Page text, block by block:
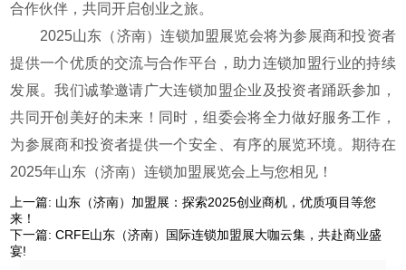
合作伙伴，共同开启创业之旅。
2025山东（济南）连锁加盟展览会将为参展商和投资者
提供一个优质的交流与合作平台，助力连锁加盟行业的持续
发展。我们诚挚邀请广大连锁加盟企业及投资者踊跃参加，
共同开创美好的未来！同时，组委会将全力做好服务工作，
为参展商和投资者提供一个安全、有序的展览环境。期待在
2025年山东（济南）连锁加盟展览会上与您相见！
上一篇: 山东（济南）加盟展：探索2025创业商机，优质项目等您
来！
下一篇:CRFE山东（济南）国际连锁加盟展大咖云集，共赴商业盛
宴!